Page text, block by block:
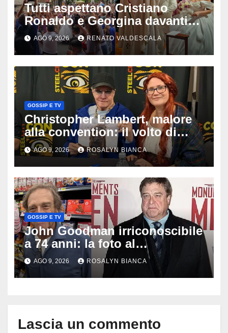
Tutti aspettano Cristiano
Ronaldo e Georgina davanti
alla cattedrale: ma il
matrimonio era di un’altra
coppia
AGO 9, 2026 RENATO VALDESCALA
GOSSIP E TV
Christopher Lambert, malore
alla convention: il volto di
Highlander trasportato via in
ambulanza davanti ai fan
AGO 9, 2026 ROSALYN BIANCA
GOSSIP E TV
John Goodman irriconoscibile
a 74 anni: la foto al
supermercato svela la
trasformazione della star de Il
grande Lebowski
AGO 9, 2026 ROSALYN BIANCA
Lascia un commento